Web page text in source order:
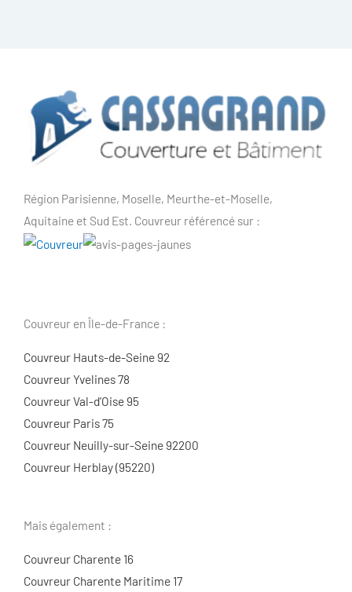
Région Parisienne, Moselle, Meurthe-et-Moselle,
Aquitaine et Sud Est. Couvreur référencé sur :
Couvreur en Île-de-France :
Couvreur Hauts-de-Seine 92
Couvreur Yvelines 78
Couvreur Val-d’Oise 95
Couvreur Paris 75
Couvreur Neuilly-sur-Seine 92200
Couvreur Herblay (95220)
Mais également :
Couvreur Charente 16
Couvreur Charente Maritime 17